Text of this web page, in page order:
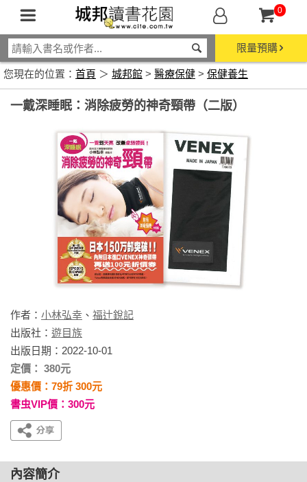
0
限量預購
您現在的位置： 首頁 ＞ 城邦館 > 醫療保健 > 保健養生
一戴深睡眠：消除疲勞的神奇頸帶（二版）
作者： 小林弘幸 、 福辻銳記
出版社： 遊目族
出版日期：2022-10-01
定價： 380元
優惠價：79折 300元
書虫VIP價：300元
內容簡介